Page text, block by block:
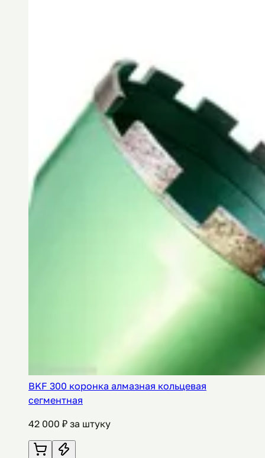
BKF 300 коронка алмазная кольцевая
сегментная
42 000 ₽ за штуку